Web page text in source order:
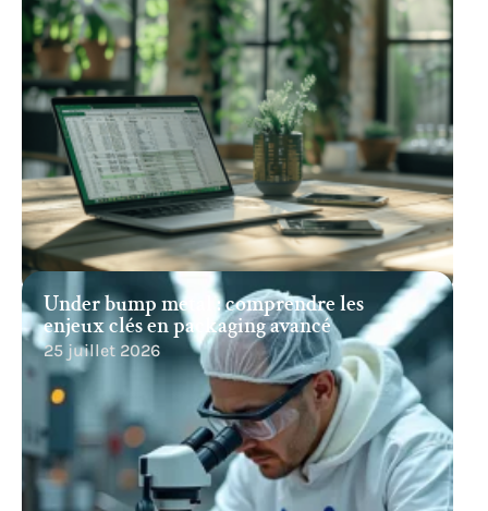
Under bump metal : comprendre les
enjeux clés en packaging avancé
25 juillet 2026